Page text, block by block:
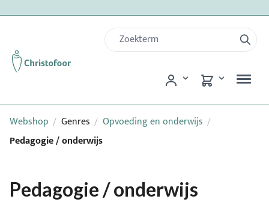
Webshop / Genres / Opvoeding en onderwijs /
Pedagogie / onderwijs
Pedagogie / onderwijs